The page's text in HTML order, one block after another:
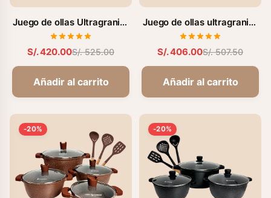
Juego de ollas Ultragranito
de 12 pzs. (FZ-X1715M)
S/. 420.00S/. 525.00
Añadir al carrito
Juego de ollas ultragranito
de 12 pzs. (FZ-X1733CV)
S/. 406.00S/. 507.50
Añadir al carrito
-20% -20%